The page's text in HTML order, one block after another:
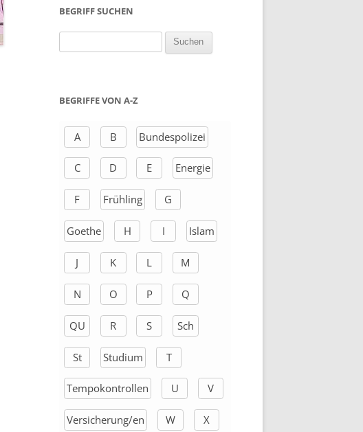
BEGRIFF SUCHEN
h
h
BEGRIFFE VON A-Z
A B Bundespolizei
C D E Energie
F Frühling G
Goethe H I Islam
J K L M
N O P Q
QU R S Sch
St Studium T
Tempokontrollen U V
Versicherung/en W X